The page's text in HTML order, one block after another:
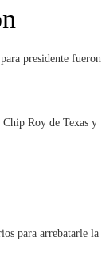
presidente fueron
Roy de Texas y
para arrebatarle la